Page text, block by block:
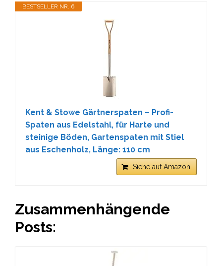
BESTSELLER NR. 6
Kent & Stowe Gärtnerspaten – Profi-
Spaten aus Edelstahl, für Harte und
steinige Böden, Gartenspaten mit Stiel
aus Eschenholz, Länge: 110 cm
Siehe auf Amazon
Zusammenhängende
Posts: